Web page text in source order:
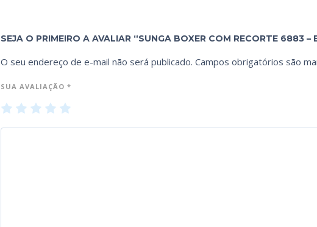
SEJA O PRIMEIRO A AVALIAR “SUNGA BOXER COM RECORTE 6883 –
O seu endereço de e-mail não será publicado. Campos obrigatórios são
SUA AVALIAÇÃO *
1 2 3 4